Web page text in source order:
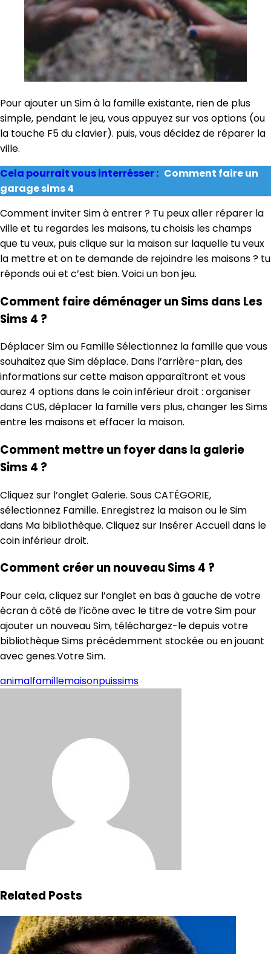
Pour ajouter un Sim à la famille existante, rien de plus
simple, pendant le jeu, vous appuyez sur vos options (ou
la touche F5 du clavier). puis, vous décidez de réparer la
ville.
Cela pourrait vous interrésser : Comment faire un
garage sims 4
Comment inviter Sim à entrer ? Tu peux aller réparer la
ville et tu regardes les maisons, tu choisis les champs
que tu veux, puis clique sur la maison sur laquelle tu veux
la mettre et on te demande de rejoindre les maisons ? tu
réponds oui et c’est bien. Voici un bon jeu.
Comment faire déménager un Sims dans Les
Sims 4 ?
Déplacer Sim ou Famille Sélectionnez la famille que vous
souhaitez que Sim déplace. Dans l’arrière-plan, des
informations sur cette maison apparaîtront et vous
aurez 4 options dans le coin inférieur droit : organiser
dans CUS, déplacer la famille vers plus, changer les Sims
entre les maisons et effacer la maison.
Comment mettre un foyer dans la galerie
Sims 4 ?
Cliquez sur l’onglet Galerie. Sous CATÉGORIE,
sélectionnez Famille. Enregistrez la maison ou le Sim
dans Ma bibliothèque. Cliquez sur Insérer Accueil dans le
coin inférieur droit.
Comment créer un nouveau Sims 4 ?
Pour cela, cliquez sur l’onglet en bas à gauche de votre
écran à côté de l’icône avec le titre de votre Sim pour
ajouter un nouveau Sim, téléchargez-le depuis votre
bibliothèque Sims précédemment stockée ou en jouant
avec genes.Votre Sim.
animalfamillemaisonpuissims
Related Posts